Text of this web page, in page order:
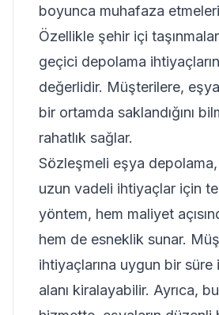
boyunca muhafaza
Özellikle şehir içi
geçici depolama
değerlidir. Müşterilere,
bir ortamda saklandığını
rahatlık sağlar.
Sözleşmeli eşya
uzun vadeli ihtiyaçlar için
yöntem, hem maliyet
hem de esneklik sunar.
ihtiyaçlarına uygun bir
alanı kiralayabilir. Ayrıca,